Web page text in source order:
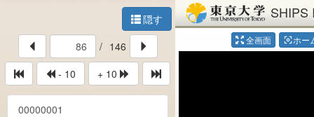
隠す
/ 146
- 10
+ 10
00000001
SHIPS
全画面 center_focus_weakホー